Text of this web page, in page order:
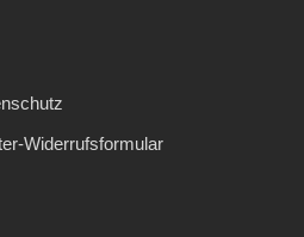
Widerrufsformular